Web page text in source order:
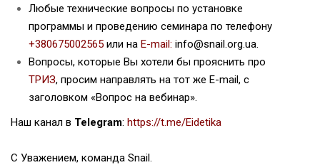
Любые технические вопросы по установке
программы и проведению семинара по телефону
+380675002565 или на E-mail: info@snail.org.ua.
Вопросы, которые Вы хотели бы прояснить про
ТРИЗ, просим направлять на тот же E-mail, с
заголовком «Вопрос на вебинар».
Наш канал в Telegram: https://t.me/Eidetika
С Уважением, команда Snail.